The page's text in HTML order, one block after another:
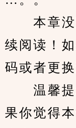
本章没
续阅读！
码或者更
温馨提
果你觉得